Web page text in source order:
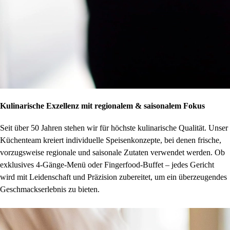
Kulinarische Exzellenz mit regionalem & saisonalem Fokus
Seit über 50 Jahren stehen wir für höchste kulinarische Qualität. Unser
Küchenteam kreiert individuelle Speisenkonzepte, bei denen frische,
vorzugsweise regionale und saisonale Zutaten verwendet werden. Ob
exklusives 4-Gänge-Menü oder Fingerfood-Buffet – jedes Gericht
wird mit Leidenschaft und Präzision zubereitet, um ein überzeugendes
Geschmackserlebnis zu bieten.